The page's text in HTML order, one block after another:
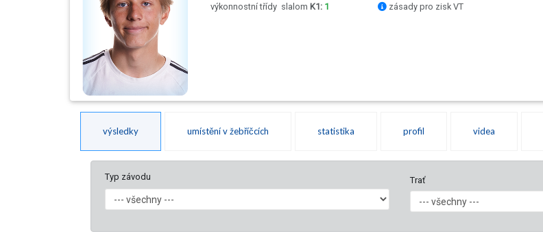
výkonnostní třídy slalom K1: 1 zásady pro zisk VT
výsledky umístění v žebříčcích statistika profil videa
Typ závodu Trať